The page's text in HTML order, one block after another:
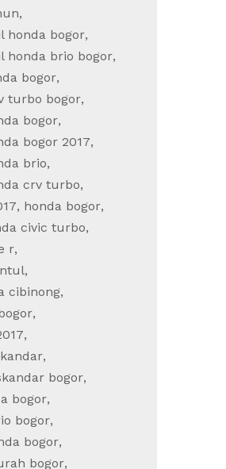
,
honda bogor,
honda brio bogor,
bogor,
turbo bogor,
bogor,
bogor 2017,
brio,
crv turbo,
, honda bogor,
civic turbo,
r,
,
cibinong,
,
,
,
bogor,
bogor,
bogor,
bogor,
bogor,